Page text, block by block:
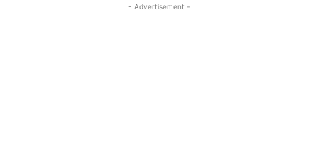
- Advertisement -